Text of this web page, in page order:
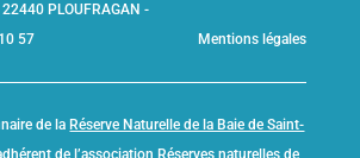
PLOUFRAGAN -
57
Mentions légales
de la Réserve Naturelle de la Baie de Saint-